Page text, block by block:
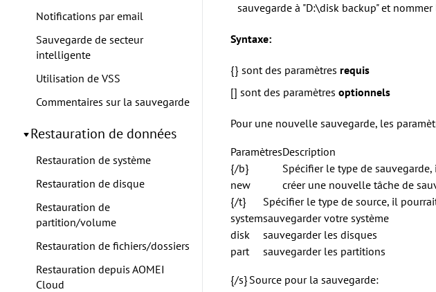
Notifications par email
Sauvegarde de secteur
intelligente
Utilisation de VSS
Commentaires sur la sauvegarde
Restauration de données
Restauration de système
Restauration de disque
Restauration de
partition/volume
Restauration de fichiers/dossiers
Restauration depuis AOMEI
Cloud
sauvegarde à "D:\disk backup" et
Syntaxe:
{} sont des paramètres requis
[] sont des paramètres optionnels
Pour une nouvelle sauvegarde, les
ParamètresDescription
{/b}
Spécifier le type de
new
créer une nouvelle tâche de
{/t}
Spécifier le type de source, il
systemsauvegarder votre système
disk
sauvegarder les disques
part
sauvegarder les partitions
{/s} Source pour la sauvegarde: